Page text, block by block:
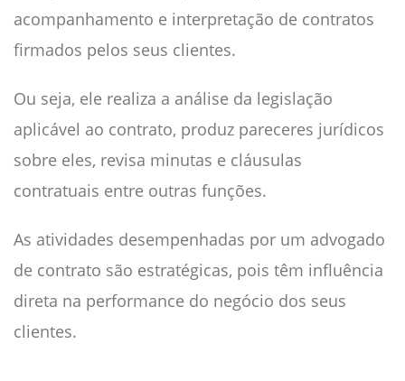
acompanhamento e interpretação de contratos
firmados pelos seus clientes.
Ou seja, ele realiza a análise da legislação
aplicável ao contrato, produz pareceres jurídicos
sobre eles, revisa minutas e cláusulas
contratuais entre outras funções.
As atividades desempenhadas por um advogado
de contrato são estratégicas, pois têm influência
direta na performance do negócio dos seus
clientes.